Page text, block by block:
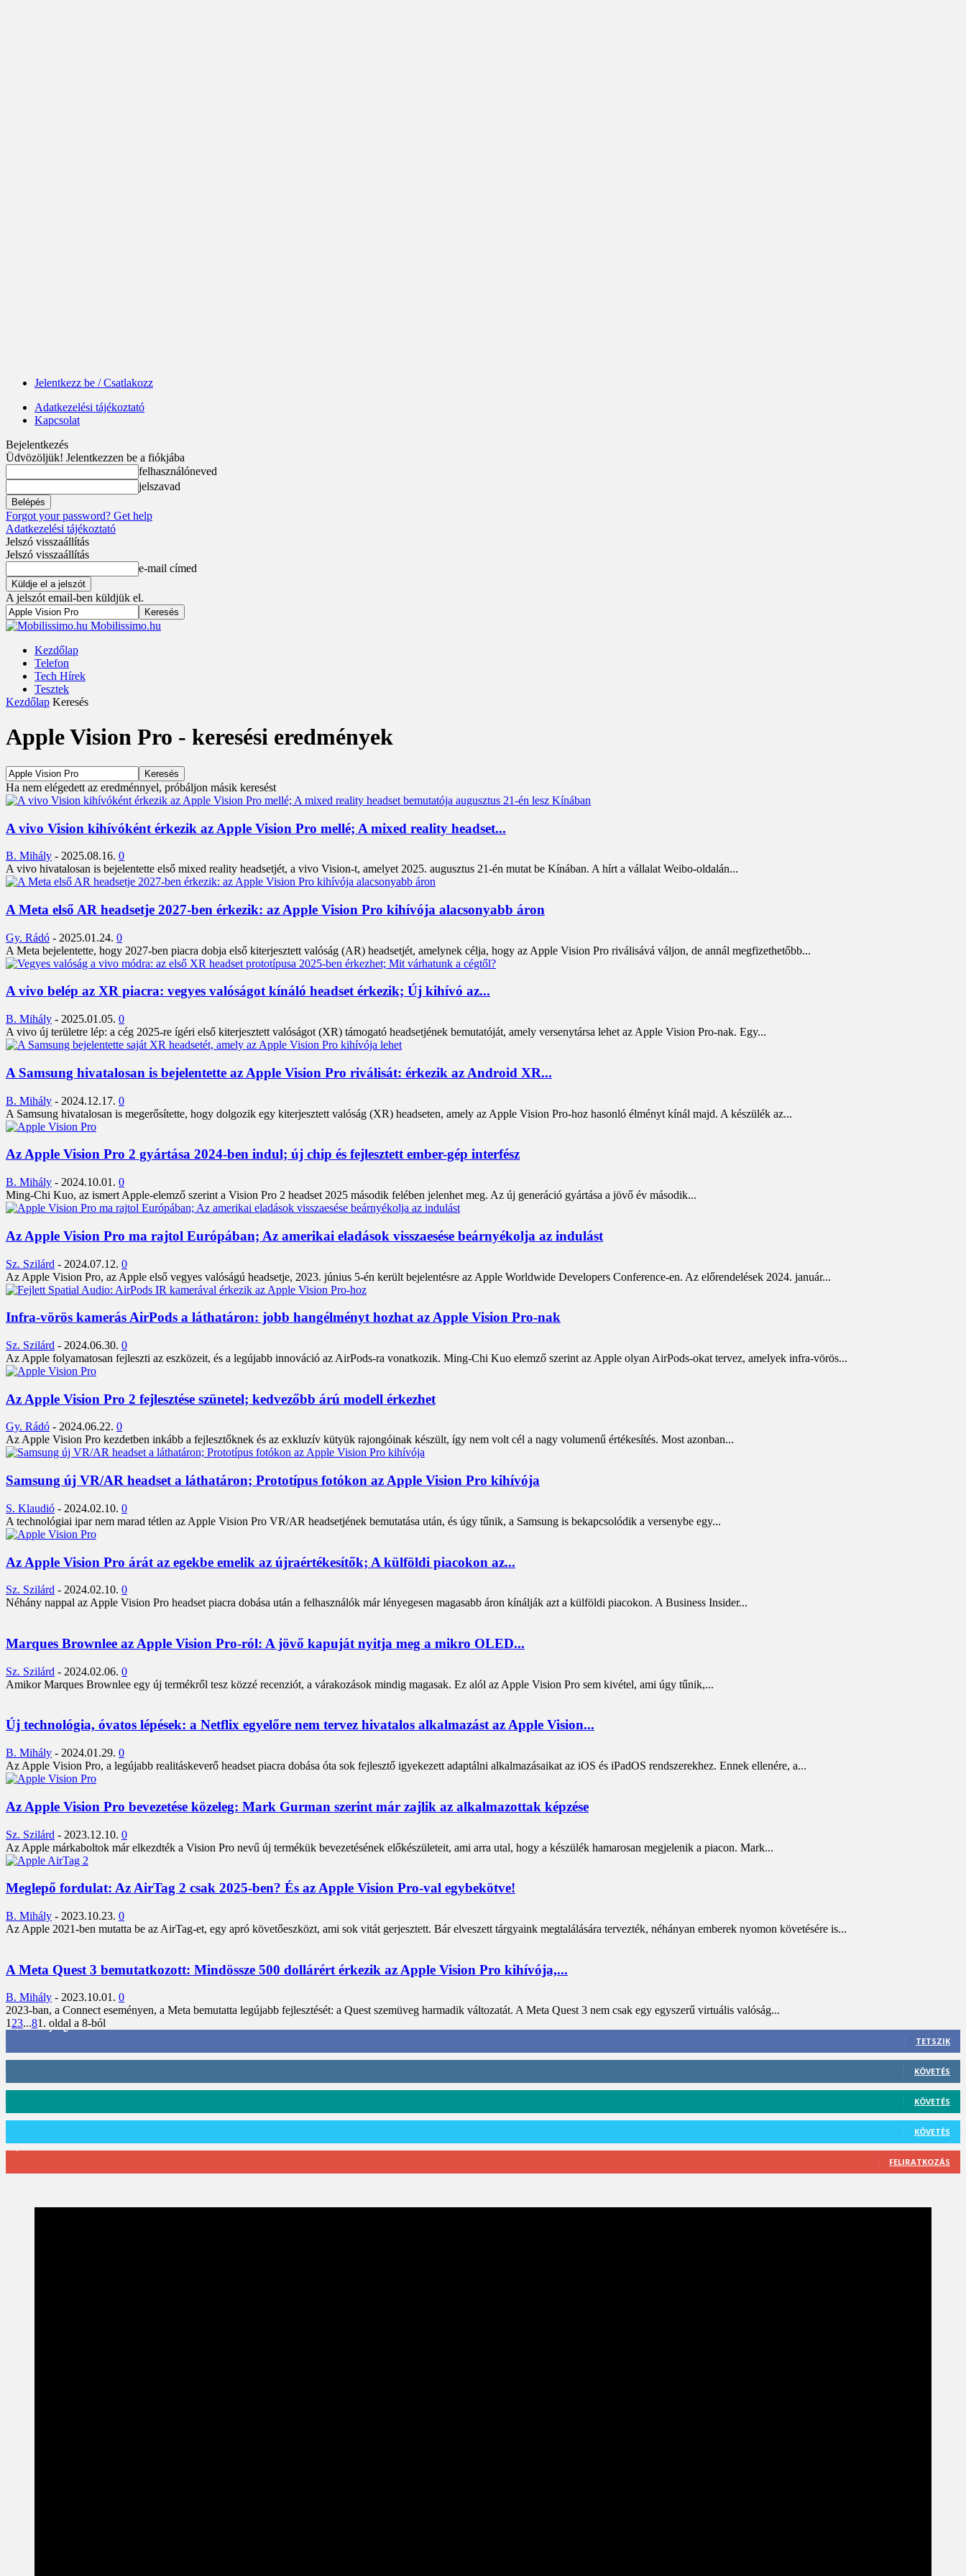
Jelentkezz be / Csatlakozz
Adatkezelési tájékoztató
Kapcsolat
Bejelentkezés
Üdvözöljük! Jelentkezzen be a fiókjába
felhasználóneved
jelszavad
Forgot your password? Get help
Adatkezelési tájékoztató
Jelszó visszaállítás
Jelszó visszaállítás
e-mail címed
A jelszót email-ben küldjük el.
Mobilissimo.hu
Kezdőlap
Telefon
Tech Hírek
Tesztek
Kezdőlap Keresés
Apple Vision Pro - keresési eredmények
Ha nem elégedett az eredménnyel, próbáljon másik keresést
A vivo Vision kihívóként érkezik az Apple Vision Pro mellé; A mixed reality headset...
B. Mihály - 2025.08.16. 0
A vivo hivatalosan is bejelentette első mixed reality headsetjét, a vivo Vision-t, amelyet 2025. augusztus 21-én mutat be Kínában. A hírt a vállalat Weibo-oldalán...
A Meta első AR headsetje 2027-ben érkezik: az Apple Vision Pro kihívója alacsonyabb áron
Gy. Rádó - 2025.01.24. 0
A Meta bejelentette, hogy 2027-ben piacra dobja első kiterjesztett valóság (AR) headsetjét, amelynek célja, hogy az Apple Vision Pro riválisává váljon, de annál megfizethetőbb...
A vivo belép az XR piacra: vegyes valóságot kínáló headset érkezik; Új kihívó az...
B. Mihály - 2025.01.05. 0
A vivo új területre lép: a cég 2025-re ígéri első kiterjesztett valóságot (XR) támogató headsetjének bemutatóját, amely versenytársa lehet az Apple Vision Pro-nak. Egy...
A Samsung hivatalosan is bejelentette az Apple Vision Pro riválisát: érkezik az Android XR...
B. Mihály - 2024.12.17. 0
A Samsung hivatalosan is megerősítette, hogy dolgozik egy kiterjesztett valóság (XR) headseten, amely az Apple Vision Pro-hoz hasonló élményt kínál majd. A készülék az...
Az Apple Vision Pro 2 gyártása 2024-ben indul; új chip és fejlesztett ember-gép interfész
B. Mihály - 2024.10.01. 0
Ming-Chi Kuo, az ismert Apple-elemző szerint a Vision Pro 2 headset 2025 második felében jelenhet meg. Az új generáció gyártása a jövő év második...
Az Apple Vision Pro ma rajtol Európában; Az amerikai eladások visszaesése beárnyékolja az indulást
Sz. Szilárd - 2024.07.12. 0
Az Apple Vision Pro, az Apple első vegyes valóságú headsetje, 2023. június 5-én került bejelentésre az Apple Worldwide Developers Conference-en. Az előrendelések 2024. január...
Infra-vörös kamerás AirPods a láthatáron: jobb hangélményt hozhat az Apple Vision Pro-nak
Sz. Szilárd - 2024.06.30. 0
Az Apple folyamatosan fejleszti az eszközeit, és a legújabb innováció az AirPods-ra vonatkozik. Ming-Chi Kuo elemző szerint az Apple olyan AirPods-okat tervez, amelyek infra-vörös...
Az Apple Vision Pro 2 fejlesztése szünetel; kedvezőbb árú modell érkezhet
Gy. Rádó - 2024.06.22. 0
Az Apple Vision Pro kezdetben inkább a fejlesztőknek és az exkluzív kütyük rajongóinak készült, így nem volt cél a nagy volumenű értékesítés. Most azonban...
Samsung új VR/AR headset a láthatáron; Prototípus fotókon az Apple Vision Pro kihívója
S. Klaudió - 2024.02.10. 0
A technológiai ipar nem marad tétlen az Apple Vision Pro VR/AR headsetjének bemutatása után, és úgy tűnik, a Samsung is bekapcsolódik a versenybe egy...
Az Apple Vision Pro árát az egekbe emelik az újraértékesítők; A külföldi piacokon az...
Sz. Szilárd - 2024.02.10. 0
Néhány nappal az Apple Vision Pro headset piacra dobása után a felhasználók már lényegesen magasabb áron kínálják azt a külföldi piacokon. A Business Insider...
Marques Brownlee az Apple Vision Pro-ról: A jövő kapuját nyitja meg a mikro OLED...
Sz. Szilárd - 2024.02.06. 0
Amikor Marques Brownlee egy új termékről tesz közzé recenziót, a várakozások mindig magasak. Ez alól az Apple Vision Pro sem kivétel, ami úgy tűnik,...
Új technológia, óvatos lépések: a Netflix egyelőre nem tervez hivatalos alkalmazást az Apple Vision...
B. Mihály - 2024.01.29. 0
Az Apple Vision Pro, a legújabb realitáskeverő headset piacra dobása óta sok fejlesztő igyekezett adaptálni alkalmazásaikat az iOS és iPadOS rendszerekhez. Ennek ellenére, a...
Az Apple Vision Pro bevezetése közeleg: Mark Gurman szerint már zajlik az alkalmazottak képzése
Sz. Szilárd - 2023.12.10. 0
Az Apple márkaboltok már elkezdték a Vision Pro nevű új termékük bevezetésének előkészületeit, ami arra utal, hogy a készülék hamarosan megjelenik a piacon. Mark...
Meglepő fordulat: Az AirTag 2 csak 2025-ben? És az Apple Vision Pro-val egybekötve!
B. Mihály - 2023.10.23. 0
Az Apple 2021-ben mutatta be az AirTag-et, egy apró követőeszközt, ami sok vitát gerjesztett. Bár elveszett tárgyaink megtalálására tervezték, néhányan emberek nyomon követésére is...
A Meta Quest 3 bemutatkozott: Mindössze 500 dollárért érkezik az Apple Vision Pro kihívója,...
B. Mihály - 2023.10.01. 0
2023-ban, a Connect eseményen, a Meta bemutatta legújabb fejlesztését: a Quest szemüveg harmadik változatát. A Meta Quest 3 nem csak egy egyszerű virtuális valóság...
123...81. oldal a 8-ból
3,452
Rajongók
TETSZIK
KÖVETÉS
KÖVETÉS
KÖVETÉS
FELIRATKOZÁS